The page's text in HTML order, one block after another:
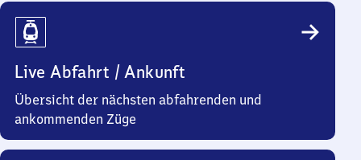
Reiseinfos
Live Abfahrt / Ankunft
Übersicht der nächsten abfahrenden und
ankommenden Züge